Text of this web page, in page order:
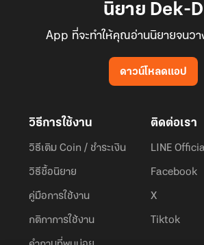
นิยาย Dek-D
App ที่จะทำให้คุณอ่านนิยายจนวา
ดาวน์โหลดแอป
วิธีการใช้งาน
วิธีเติม Coin / ชำระเงิน
วิธีซื้อนิยาย
คู่มือการใช้งาน
กติกาการใช้งาน
ติดต่อเรา
LINE
Facebook
X
Tiktok